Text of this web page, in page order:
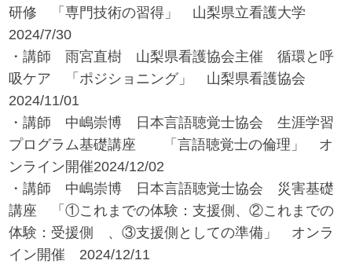
研修 「専門技術の習得」 山梨県立看護大学
2024/7/30
・講師 雨宮直樹 山梨県看護協会主催 循環と呼
吸ケア 「ポジショニング」 山梨県看護協会
2024/11/01
・講師 中嶋崇博 日本言語聴覚士協会 生涯学習
プログラム基礎講座 「言語聴覚士の倫理」 オ
ンライン開催2024/12/02
・講師 中嶋崇博 日本言語聴覚士協会 災害基礎
講座 「①これまでの体験：支援側、②これまでの
体験：受援側 、③支援側としての準備」 オンラ
イン開催 2024/12/11